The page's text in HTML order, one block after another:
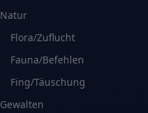
Natur
Flora/Zuflucht
Fauna/Befehlen
Fing/Täuschung
Gewalten